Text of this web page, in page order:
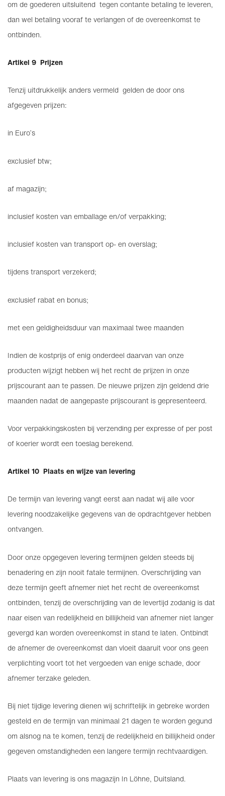
om de goederen uitsluitend tegen contante betaling te leveren,
dan wel betaling vooraf te verlangen of de overeenkomst te
ontbinden.
Artikel 9 Prijzen
Tenzij uitdrukkelijk anders vermeld gelden de door ons
afgegeven prijzen:
in Euro’s
exclusief btw;
af magazijn;
inclusief kosten van emballage en/of verpakking;
inclusief kosten van transport op- en overslag;
tijdens transport verzekerd;
exclusief rabat en bonus;
met een geldigheidsduur van maximaal twee maanden
Indien de kostprijs of enig onderdeel daarvan van onze
producten wijzigt hebben wij het recht de prijzen in onze
prijscourant aan te passen. De nieuwe prijzen zijn geldend drie
maanden nadat de aangepaste prijscourant is gepresenteerd.
Voor verpakkingskosten bij verzending per expresse of per post
of koerier wordt een toeslag berekend.
Artikel 10 Plaats en wijze van levering
De termijn van levering vangt eerst aan nadat wij alle voor
levering noodzakelijke gegevens van de opdrachtgever hebben
ontvangen.
Door onze opgegeven levering termijnen gelden steeds bij
benadering en zijn nooit fatale termijnen. Overschrijding van
deze termijn geeft afnemer niet het recht de overeenkomst
ontbinden, tenzij de overschrijding van de levertijd zodanig is dat
naar eisen van redelijkheid en billijkheid van afnemer niet langer
gevergd kan worden overeenkomst in stand te laten. Ontbindt
de afnemer de overeenkomst dan vloeit daaruit voor ons geen
verplichting voort tot het vergoeden van enige schade, door
afnemer terzake geleden.
Bij niet tijdige levering dienen wij schriftelijk in gebreke worden
gesteld en de termijn van minimaal 21 dagen te worden gegund
om alsnog na te komen, tenzij de redelijkheid en billijkheid onder
gegeven omstandigheden een langere termijn rechtvaardigen.
Plaats van levering is ons magazijn In Löhne, Duitsland.